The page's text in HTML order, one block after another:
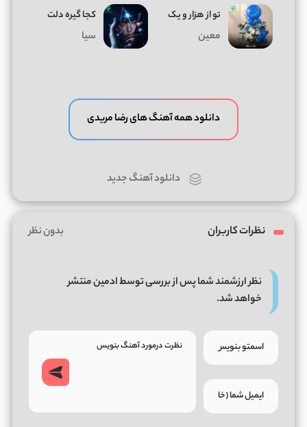
تو از هزار و یک
معین
کجا گیره دلت
سیا
دانلود همه آهنگ های رضا مریدی
دانلود آهنگ جدید
نظرات کاربران بدون نظر
نظر ارزشمند شما پس از بررسی توسط ادمین منتشر
خواهد شد.